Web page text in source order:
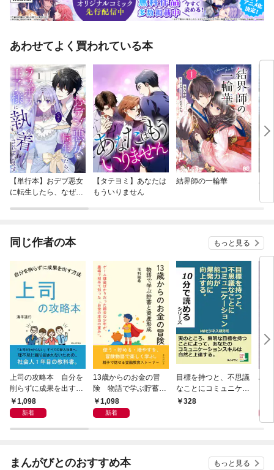
あわせてよく買われている本
【単行本】おデブ悪女
に転生したら、なぜか
【タテヨミ】あなたは
もういりません
結界師の一輪華
バ
今
同じ作者の本 もっと見る
上司の攻略本 自分を
削らずに成果を出す方
法1,098
新着
13歳からのお金の冒
険 物語で学ぶ貯蓄と
資産形成
1,098
新着
目標を持つと、不思議
なことにコミュニケー
ション能力が爆発的に
328
Al
まんがびとのおすすめ本 もっと見る